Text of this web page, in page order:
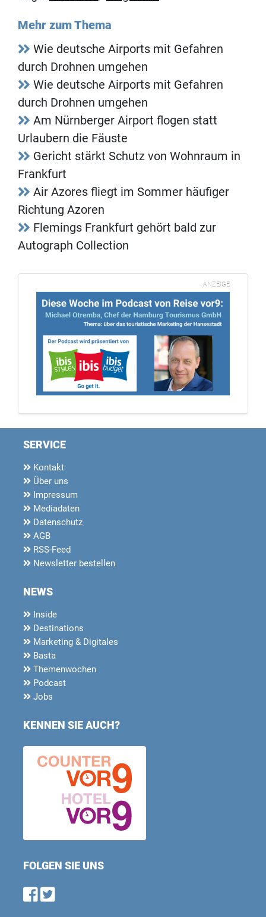
Mehr zum Thema
Wie deutsche Airports mit Gefahren
durch Drohnen umgehen
Wie deutsche Airports mit Gefahren
durch Drohnen umgehen
Am Nürnberger Airport flogen statt
Urlaubern die Fäuste
Gericht stärkt Schutz von Wohnraum in
Frankfurt
Air Azores fliegt im Sommer häufiger
Richtung Azoren
Flemings Frankfurt gehört bald zur
Autograph Collection
ANZEIGE
SERVICE
Kontakt
Über uns
Impressum
Mediadaten
Datenschutz
AGB
RSS-Feed
Newsletter bestellen
NEWS
Inside
Destinations
Marketing & Digitales
Basta
Themenwochen
Podcast
Jobs
KENNEN SIE AUCH?
FOLGEN SIE UNS
Find us on Facebook
Follow us on Twitter